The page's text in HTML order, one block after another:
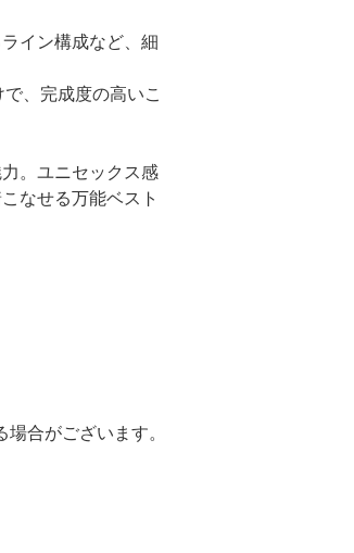
イン構成など、細
、完成度の高いこ
。ユニセックス感
なせる万能ベスト
合がございます。